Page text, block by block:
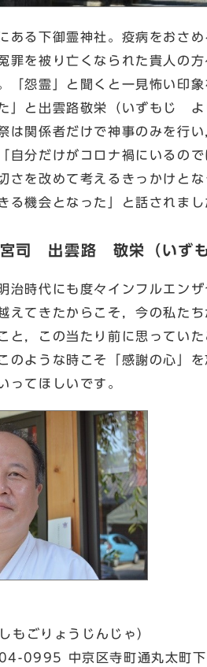
ある下御霊神社。疫病をおさ
罪を被り亡くなられた貴人の
「怨霊」と聞くと一見怖い印
」と出雲路敬栄（いずもじ
は関係者だけで神事のみを行
自分だけがコロナ禍にいるの
さを改めて考えるきっかけと
る機会となった」と話されまし
司 出雲路 敬栄（いず
治時代にも度々インフルエン
えてきたからこそ，今の私た
と，この当たり前に思ってい
のような時こそ「感謝の心」
ってほしいです。
もごりょうじんじゃ）
0995 中京区寺町通丸太町下